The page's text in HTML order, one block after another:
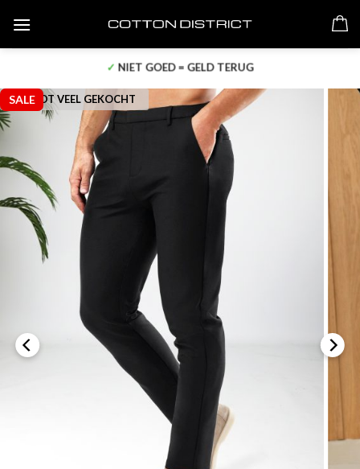
content
✓ NIET GOED = GELD TERUG
WORDT VEEL GEKOCHT
SALE